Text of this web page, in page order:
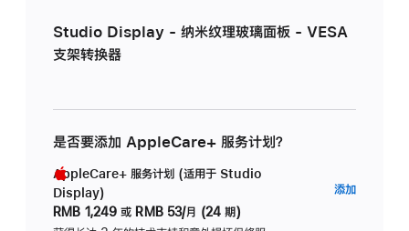
Studio Display - 纳米纹理玻璃面板 - VESA
支架转换器
是否要添加 AppleCare+ 服务计划？
AppleCare+ 服务计划 (适用于 Studio
Display)
RMB 1,249 或 RMB 53/月 (24 期)
添加